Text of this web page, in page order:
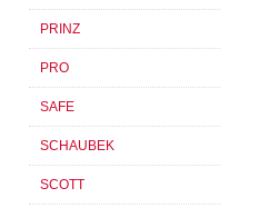
PRINZ
PRO
SAFE
SCHAUBEK
SCOTT